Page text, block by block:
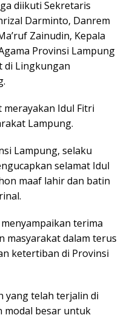
diikuti Sekretaris
Darminto, Danrem
Zainudin, Kepala
Provinsi Lampung
di Lingkungan
merayakan Idul Fitri
Lampung.
Lampung, selaku
selamat Idul
maaf lahir dan batin
terima
masyarakat dalam terus
ketertiban di Provinsi
yang telah terjalin di
modal besar untuk